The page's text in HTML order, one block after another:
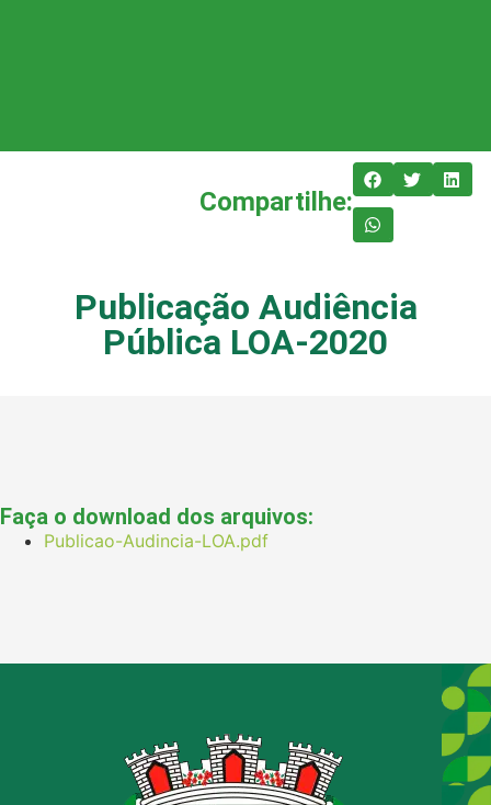
Compartilhe:
Publicação Audiência
Pública LOA-2020
Faça o download dos arquivos:
Publicao-Audincia-LOA.pdf